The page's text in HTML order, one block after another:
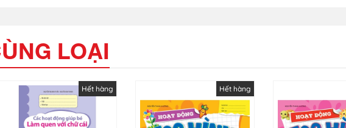
LOẠI
Hết hàng Hết hàng